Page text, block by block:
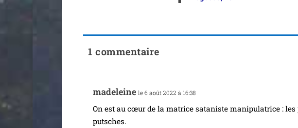
1 commentaire
made­leine le 6 août 2022 à 16:38
On est au cœur de la matrice sata­niste mani­pu­la­trice :
putsches.